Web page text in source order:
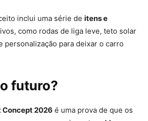
inclui uma série de itens e
como rodas de liga leve, teto solar
personalização para deixar o carro
futuro?
Concept 2026 é uma prova de que os